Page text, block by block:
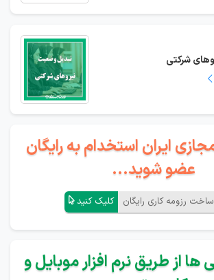
شرکتی
ایران استخدام به رایگان
عضو شوید...
رزومه کاری رایگان کلیک کنید
ها از طریق نرم افزار موبایل و